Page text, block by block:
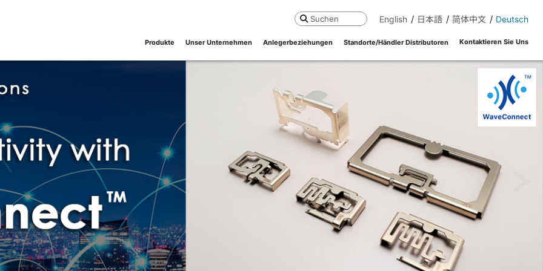
Suchen English 日本語 简体中文 Deutsch
Produkte Unser Unternehmen Anlegerbeziehungen Standorte/Händler Distributoren Kontaktieren Sie Uns